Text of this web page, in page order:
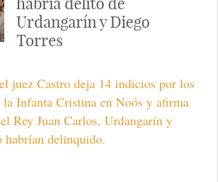
Urdangarín y Diego
Torres
juez Castro deja 14 indicios por los
la Infanta Cristina en Noós y afirma
Rey Juan Carlos, Urdangarín y
habrían delinquido.